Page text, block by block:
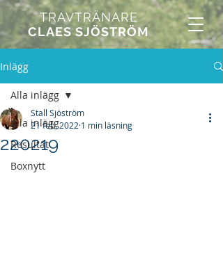
TRAVTRÄNARE
CLAES SJÖSTRÖM
Inlägg
Alla inlägg
Resultat
Boxnytt
Alla inlägg
220219
Stall Sjöström
21 feb. 2022 1 min läsning